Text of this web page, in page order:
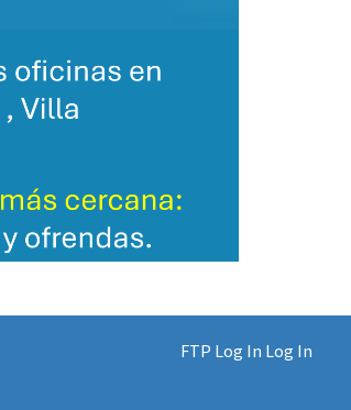
FTP Log In Log In